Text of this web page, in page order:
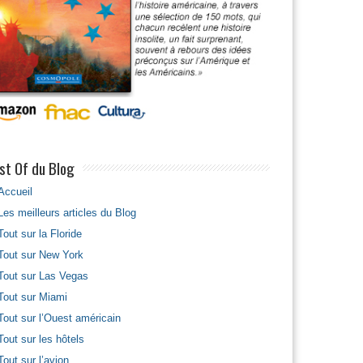
Of du Blog
meilleurs articles du Blog
sur la Floride
sur New York
sur Las Vegas
sur Miami
sur l’Ouest américain
sur les hôtels
sur l’avion